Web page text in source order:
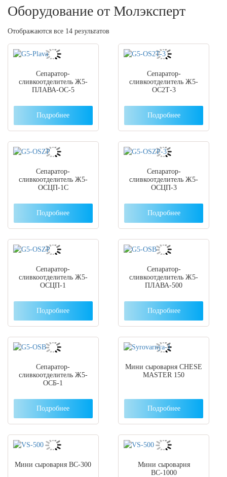
Оборудование от Молэксперт
Отображаются все 14 результатов
Сепаратор-
сливкоотделитель Ж5-
ПЛАВА-ОС-5
Подробнее
Сепаратор-
сливкоотделитель Ж5-
ОС2Т-3
Подробнее
Сепаратор-
сливкоотделитель Ж5-
ОСЦП-1С
Подробнее
Сепаратор-
сливкоотделитель Ж5-
ОСЦП-3
Подробнее
Сепаратор-
сливкоотделитель Ж5-
ОСЦП-1
Подробнее
Сепаратор-
сливкоотделитель Ж5-
ПЛАВА-500
Подробнее
Сепаратор-
сливкоотделитель Ж5-
ОСБ-1
Подробнее
Мини сыроварня CHESE
MASTER 150
Подробнее
Мини сыроварня ВС-300
Мини сыроварня
ВС-1000